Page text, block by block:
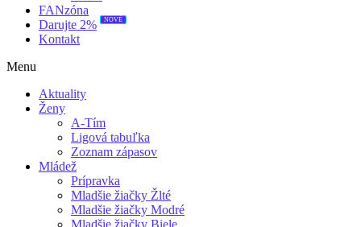
FANzóna
Darujte 2%
NOVÉ
Kontakt
Menu
Aktuality
Ženy
A-Tím
Ligová tabuľka
Zoznam zápasov
Mládež
Prípravka
Mladšie žiačky Žlté
Mladšie žiačky Modré
Mladšie žiačky Biele